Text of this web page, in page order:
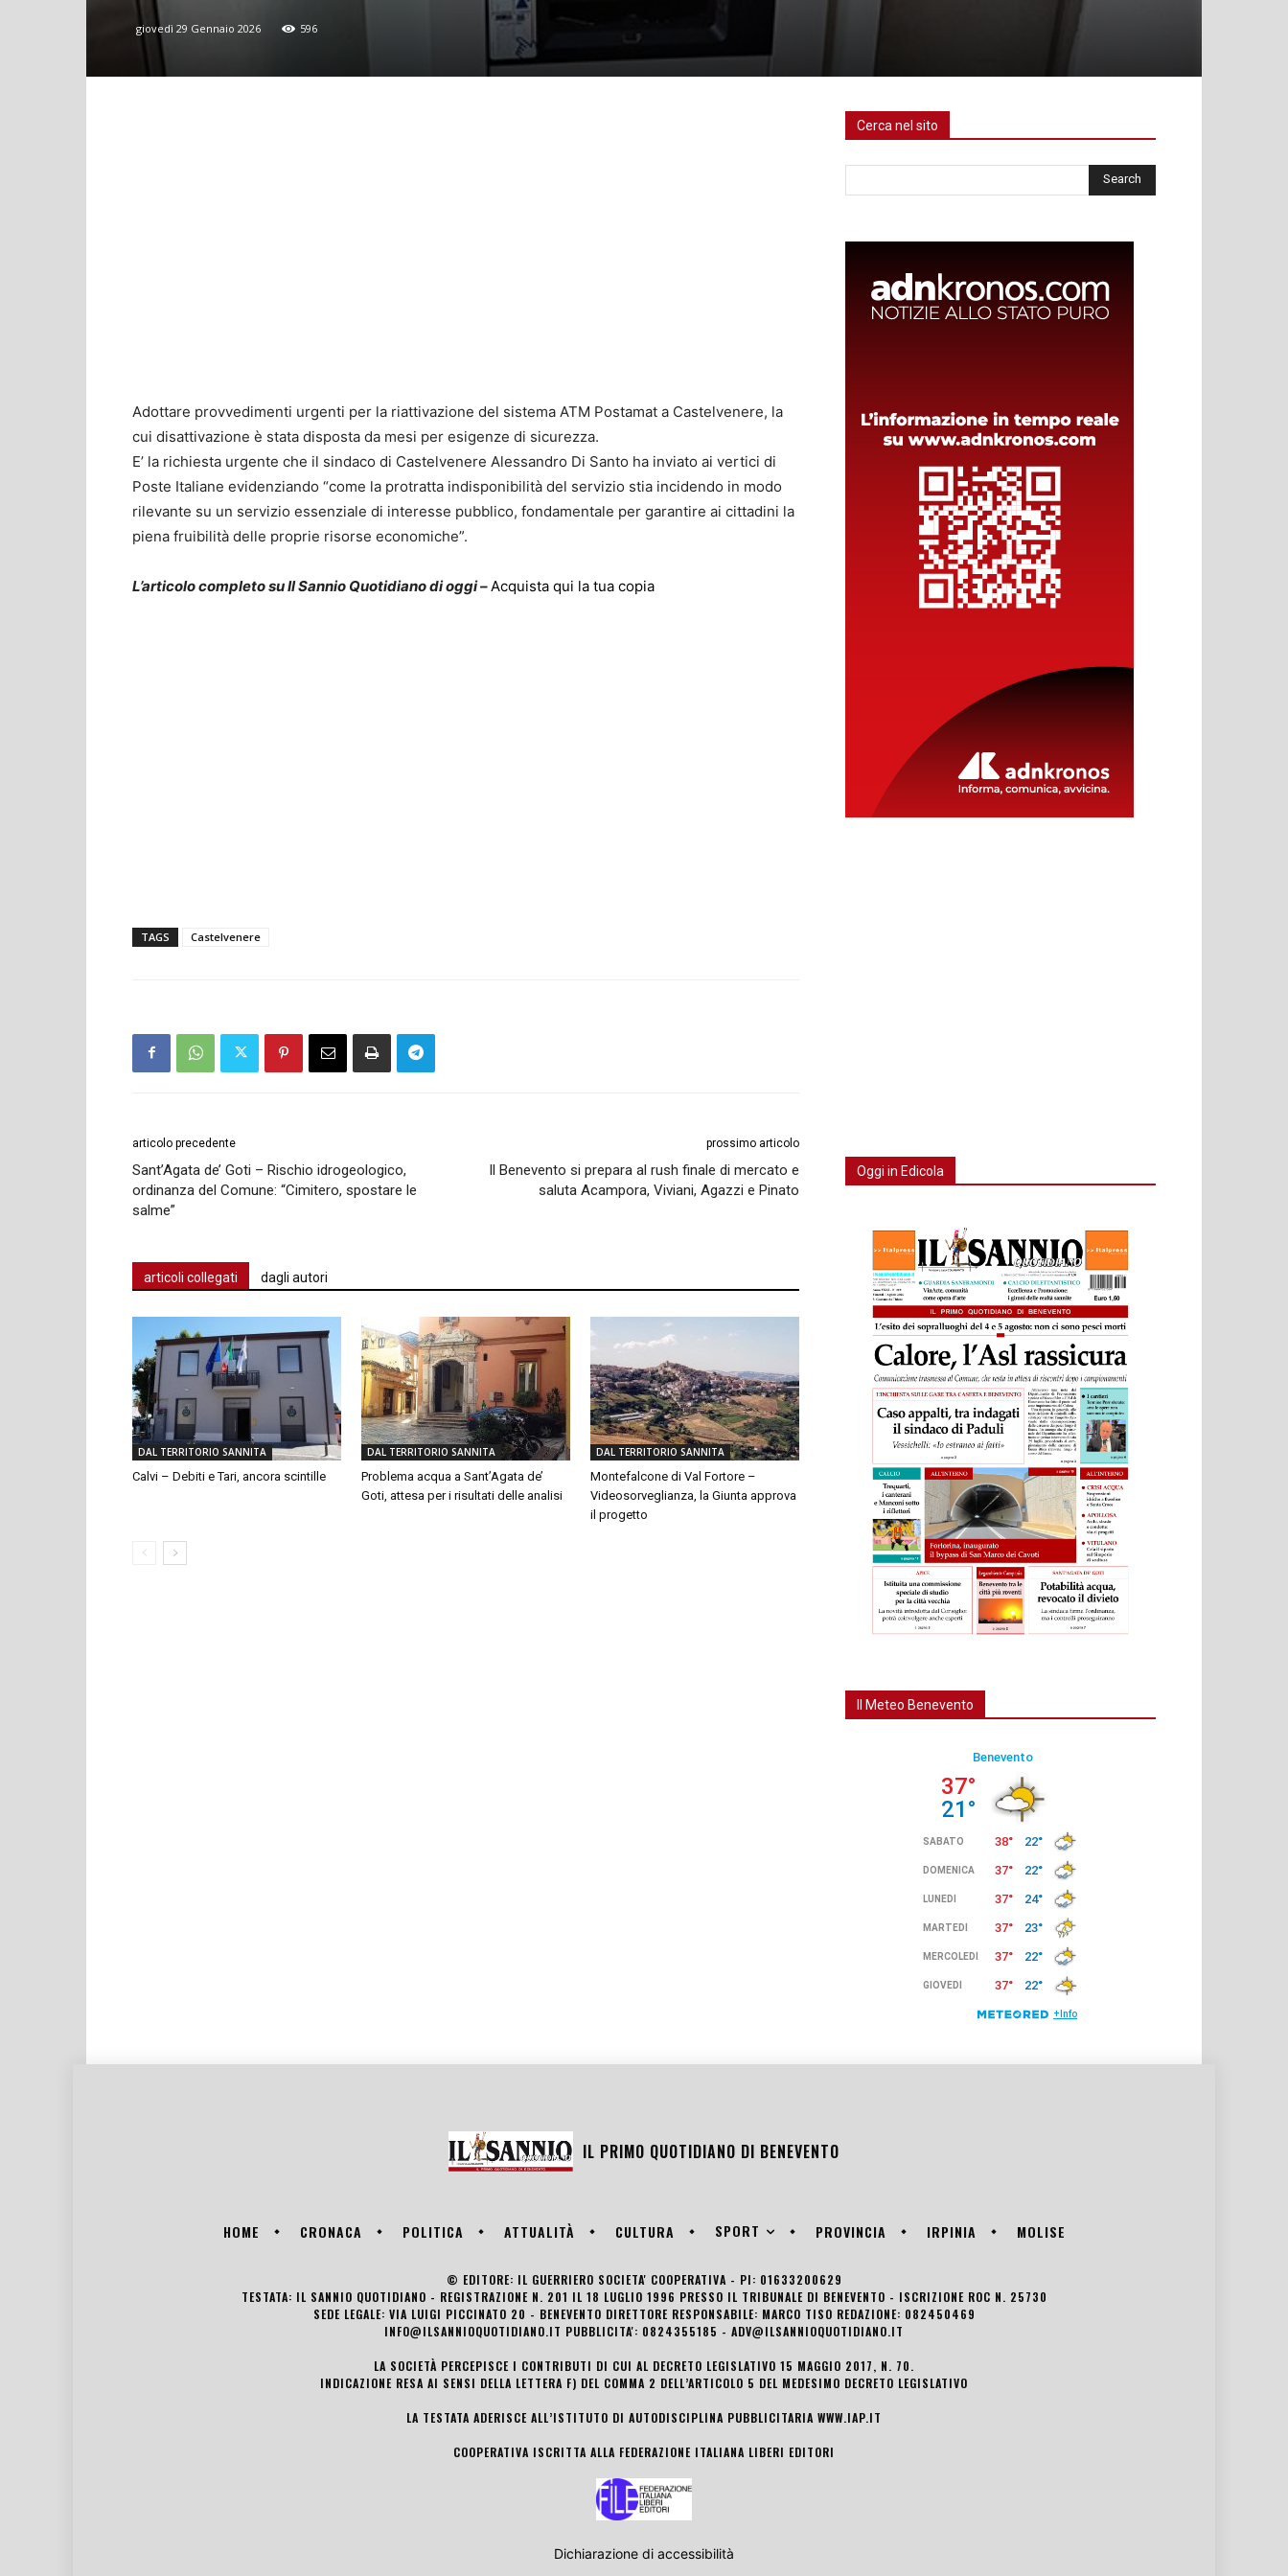
giovedì 29 Gennaio 2026 596
Adottare provvedimenti urgenti per la riattivazione del sistema ATM Postamat a Castelvenere, la
cui disattivazione è stata disposta da mesi per esigenze di sicurezza.
E’ la richiesta urgente che il sindaco di Castelvenere Alessandro Di Santo ha inviato ai vertici di
Poste Italiane evidenziando “come la protratta indisponibilità del servizio stia incidendo in modo
rilevante su un servizio essenziale di interesse pubblico, fondamentale per garantire ai cittadini la
piena fruibilità delle proprie risorse economiche”.
L’articolo completo su Il Sannio Quotidiano di oggi – Acquista qui la tua copia
TAGS Castelvenere
articolo precedente
Sant’Agata de’ Goti – Rischio idrogeologico,
ordinanza del Comune: “Cimitero, spostare le
salme”
prossimo articolo
Il Benevento si prepara al rush finale di mercato e
saluta Acampora, Viviani, Agazzi e Pinato
articoli collegati dagli autori
DAL TERRITORIO SANNITA
Calvi – Debiti e Tari, ancora scintille
DAL TERRITORIO SANNITA
Problema acqua a Sant’Agata de’
Goti, attesa per i risultati delle analisi
DAL TERRITORIO SANNITA
Montefalcone di Val Fortore –
Videosorveglianza, la Giunta approva
il progetto
Cerca nel sito
Oggi in Edicola
Il Meteo Benevento
IL PRIMO QUOTIDIANO DI BENEVENTO
HOME CRONACA POLITICA ATTUALITÀ CULTURA SPORT PROVINCIA IRPINIA MOLISE
© EDITORE: IL GUERRIERO SOCIETA' COOPERATIVA - PI: 01633200629
TESTATA: IL SANNIO QUOTIDIANO - REGISTRAZIONE N. 201 IL 18 LUGLIO 1996 PRESSO IL TRIBUNALE DI BENEVENTO - ISCRIZIONE ROC N. 25730
SEDE LEGALE: VIA LUIGI PICCINATO 20 - BENEVENTO DIRETTORE RESPONSABILE: MARCO TISO REDAZIONE: 082450469
INFO@ILSANNIOQUOTIDIANO.IT PUBBLICITA': 0824355185 - ADV@ILSANNIOQUOTIDIANO.IT
LA SOCIETÀ PERCEPISCE I CONTRIBUTI DI CUI AL DECRETO LEGISLATIVO 15 MAGGIO 2017, N. 70.
INDICAZIONE RESA AI SENSI DELLA LETTERA F) DEL COMMA 2 DELL’ARTICOLO 5 DEL MEDESIMO DECRETO LEGISLATIVO
LA TESTATA ADERISCE ALL’ISTITUTO DI AUTODISCIPLINA PUBBLICITARIA WWW.IAP.IT
COOPERATIVA ISCRITTA ALLA FEDERAZIONE ITALIANA LIBERI EDITORI
Dichiarazione di accessibilità